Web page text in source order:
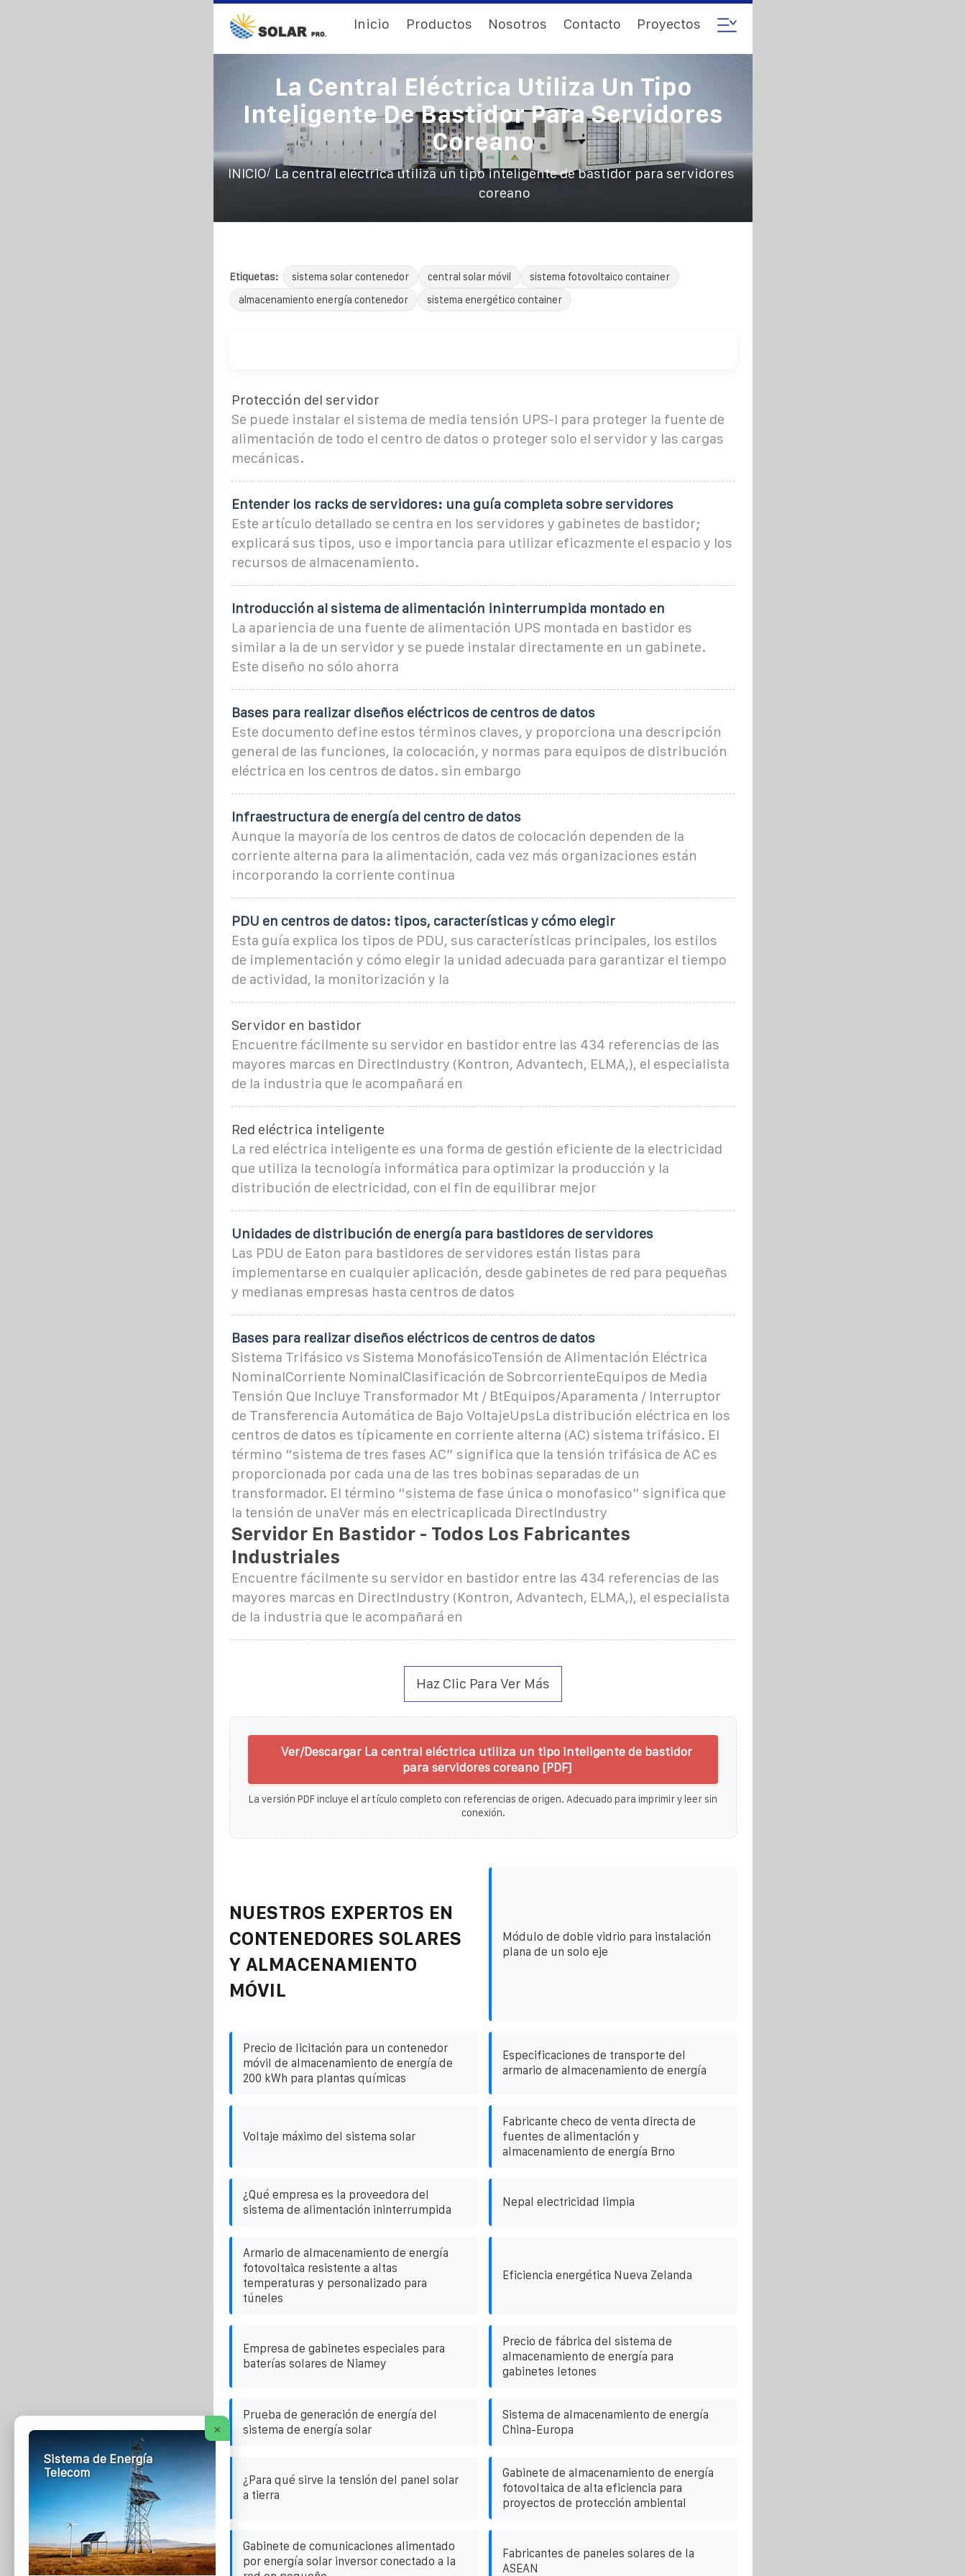
Inicio Productos Nosotros Contacto Proyectos
La Central Eléctrica Utiliza Un Tipo
Inteligente De Bastidor Para Servidores
Coreano
INICIO/ La central eléctrica utiliza un tipo inteligente de bastidor para servidores
coreano
Etiquetas: sistema solar contenedor central solar móvil
sistema fotovoltaico container
almacenamiento energía contenedor
sistema energético container
Protección del servidor
Se puede instalar el sistema de media tensión UPS-I para proteger la fuente de
alimentación de todo el centro de datos o proteger solo el servidor y las cargas
mecánicas.
Entender los racks de servidores: una guía completa sobre servidores
Este artículo detallado se centra en los servidores y gabinetes de bastidor;
explicará sus tipos, uso e importancia para utilizar eficazmente el espacio y los
recursos de almacenamiento.
Introducción al sistema de alimentación ininterrumpida montado en
La apariencia de una fuente de alimentación UPS montada en bastidor es
similar a la de un servidor y se puede instalar directamente en un gabinete.
Este diseño no sólo ahorra
Bases para realizar diseños eléctricos de centros de datos
Este documento define estos términos claves, y proporciona una descripción
general de las funciones, la colocación, y normas para equipos de distribución
eléctrica en los centros de datos. sin embargo
Infraestructura de energía del centro de datos
Aunque la mayoría de los centros de datos de colocación dependen de la
corriente alterna para la alimentación, cada vez más organizaciones están
incorporando la corriente continua
PDU en centros de datos: tipos, características y cómo elegir
Esta guía explica los tipos de PDU, sus características principales, los estilos
de implementación y cómo elegir la unidad adecuada para garantizar el tiempo
de actividad, la monitorización y la
Servidor en bastidor
Encuentre fácilmente su servidor en bastidor entre las 434 referencias de las
mayores marcas en DirectIndustry (Kontron, Advantech, ELMA,), el especialista
de la industria que le acompañará en
Red eléctrica inteligente
La red eléctrica inteligente es una forma de gestión eficiente de la electricidad
que utiliza la tecnología informática para optimizar la producción y la
distribución de electricidad, con el fin de equilibrar mejor
Unidades de distribución de energía para bastidores de servidores
Las PDU de Eaton para bastidores de servidores están listas para
implementarse en cualquier aplicación, desde gabinetes de red para pequeñas
y medianas empresas hasta centros de datos
Bases para realizar diseños eléctricos de centros de datos
Sistema Trifásico vs Sistema MonofásicoTensión de Alimentación Eléctrica
NominalCorriente NominalClasificación de SobrcorrienteEquipos de Media
Tensión Que Incluye Transformador Mt / BtEquipos/Aparamenta / Interruptor
de Transferencia Automática de Bajo VoltajeUpsLa distribución eléctrica en los
centros de datos es típicamente en corriente alterna (AC) sistema trifásico. El
término “sistema de tres fases AC” significa que la tensión trifásica de AC es
proporcionada por cada una de las tres bobinas separadas de un
transformador. El término “sistema de fase única o monofasico” significa que
la tensión de unaVer más en electricaplicada DirectIndustry
Servidor En Bastidor - Todos Los Fabricantes
Industriales
Encuentre fácilmente su servidor en bastidor entre las 434 referencias de las
mayores marcas en DirectIndustry (Kontron, Advantech, ELMA,), el especialista
de la industria que le acompañará en
Haz Clic Para Ver Más
Ver/Descargar La central eléctrica utiliza un tipo inteligente de bastidor
para servidores coreano [PDF]
La versión PDF incluye el artículo completo con referencias de origen. Adecuado para imprimir y leer sin
conexión.
NUESTROS EXPERTOS EN
CONTENEDORES SOLARES
Y ALMACENAMIENTO
MÓVIL
Módulo de doble vidrio para instalación
plana de un solo eje
Precio de licitación para un contenedor
móvil de almacenamiento de energía de
200 kWh para plantas químicas
Especificaciones de transporte del
armario de almacenamiento de energía
Voltaje máximo del sistema solar
Fabricante checo de venta directa de
fuentes de alimentación y
almacenamiento de energía Brno
¿Qué empresa es la proveedora del
sistema de alimentación ininterrumpida
Nepal electricidad limpia
Armario de almacenamiento de energía
fotovoltaica resistente a altas
temperaturas y personalizado para
túneles
Eficiencia energética Nueva Zelanda
Empresa de gabinetes especiales para
baterías solares de Niamey
Precio de fábrica del sistema de
almacenamiento de energía para
gabinetes letones
Prueba de generación de energía del
sistema de energía solar
Sistema de almacenamiento de energía
China-Europa
¿Para qué sirve la tensión del panel solar
a tierra
Gabinete de almacenamiento de energía
fotovoltaica de alta eficiencia para
proyectos de protección ambiental
Gabinete de comunicaciones alimentado
por energía solar inversor conectado a la
Fabricantes de paneles solares de la
ASEAN
×
Sistema de Energía
Telecom